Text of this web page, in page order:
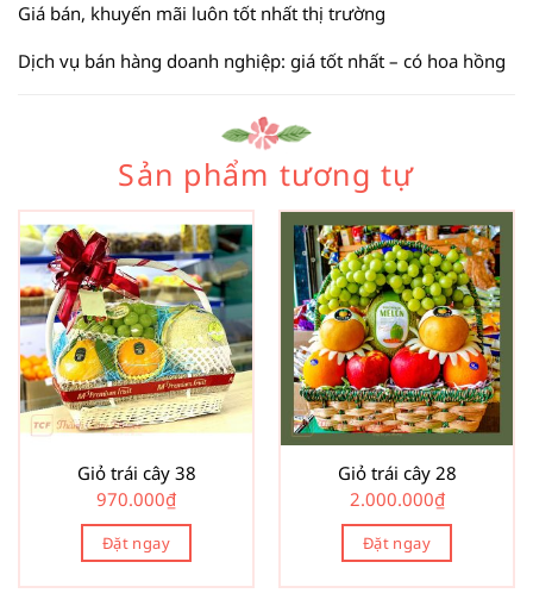
Giá bán, khuyến mãi luôn tốt nhất thị trường
Dịch vụ bán hàng doanh nghiệp: giá tốt nhất – có hoa hồng
Sản phẩm tương tự
Giỏ trái cây 38
970.000₫
Đặt ngay
Giỏ trái cây 28
2.000.000₫
Đặt ngay